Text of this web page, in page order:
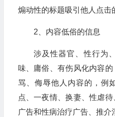
煽动性的标题吸引他人点击
2、内容低俗的信息
涉及性器官、性行为
味、庸俗、有伤风化内容
骂、侮辱他人内容的，例
点、一夜情、换妻、性虐
广告和性病治疗广告、推介